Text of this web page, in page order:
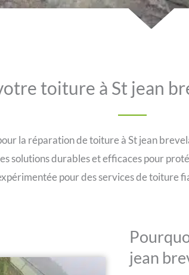
toiture à St jean
la réparation de toiture à St jean
solutions durables et efficaces pour
pour des services de toiture
jean